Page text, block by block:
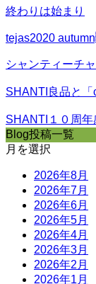
終わりは始まり
tejas2020
シャンティーチ
SHANTI良品と「
SHANTI１０周年
Blog投稿一覧
月を選択
2026年8月
2026年7月
2026年6月
2026年5月
2026年4月
2026年3月
2026年2月
2026年1月